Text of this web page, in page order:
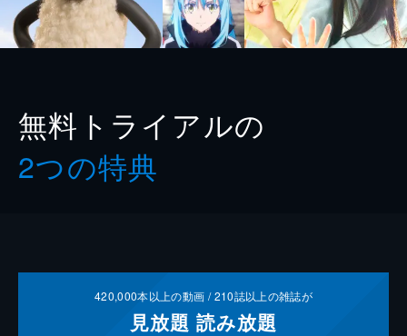
無料トライアルの
2つの特典
420,000本以上の動画 /210誌以上の雑誌が
見放題 読み放題